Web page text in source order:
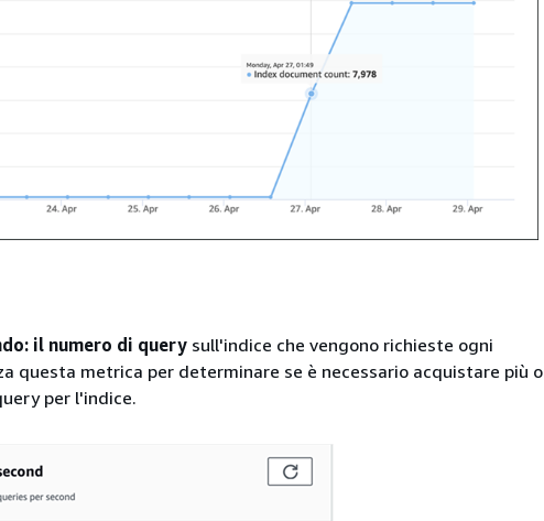
il numero di query sull'indice che vengono richieste ogni
questa metrica per determinare se è necessario acquistare più o
per l'indice.